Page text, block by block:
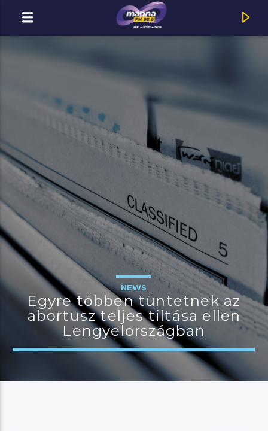
MOST ADÁSBAN
MannaFM
Wigama Lekko : Nincsen Baj
JELENLEGI MŰSOR
KANAPÉ
NEWS
Egyre többen tüntetnek az
abortusz teljes tiltása ellen
Lengyelországban